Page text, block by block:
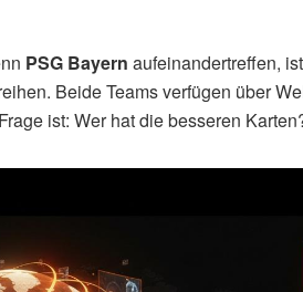
PSG Bayern aufeinandertreffen,
Beide Teams verfügen über
ist: Wer hat die besseren